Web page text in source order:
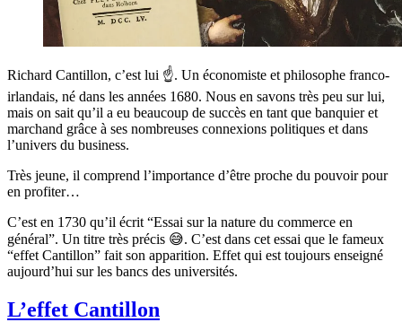
Richard Cantillon, c’est lui ☝️. Un économiste et philosophe franco-
irlandais, né dans les années 1680. Nous en savons très peu sur lui,
mais on sait qu’il a eu beaucoup de succès en tant que banquier et
marchand grâce à ses nombreuses connexions politiques et dans
l’univers du business.
Très jeune, il comprend l’importance d’être proche du pouvoir pour
en profiter…
C’est en 1730 qu’il écrit “Essai sur la nature du commerce en
général”. Un titre très précis 😅. C’est dans cet essai que le fameux
“effet Cantillon” fait son apparition. Effet qui est toujours enseigné
aujourd’hui sur les bancs des universités.
L’effet Cantillon